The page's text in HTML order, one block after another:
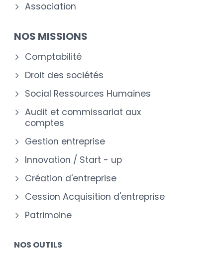
Association
NOS MISSIONS
Comptabilité
Droit des sociétés
Social Ressources Humaines
Audit et commissariat aux
comptes
Gestion entreprise
Innovation / Start - up
Création d'entreprise
Cession Acquisition d'entreprise
Patrimoine
NOS OUTILS